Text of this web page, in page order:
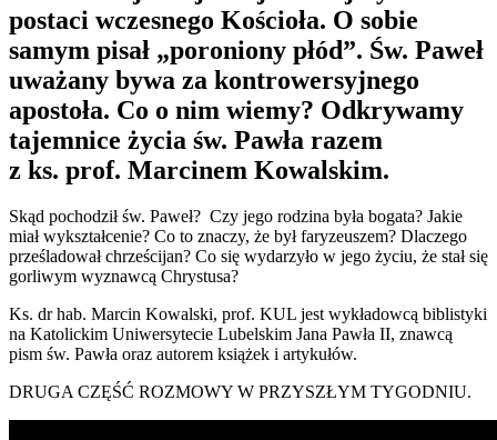
postaci wczesnego Kościoła. O sobie
samym pisał „poroniony płód”. Św. Paweł
uważany bywa za kontrowersyjnego
apostoła. Co o nim wiemy? Odkrywamy
tajemnice życia św. Pawła razem
z ks. prof. Marcinem Kowalskim.
Skąd pochodził św. Paweł? Czy jego rodzina była bogata? Jakie
miał wykształcenie? Co to znaczy, że był faryzeuszem? Dlaczego
prześladował chrześcijan? Co się wydarzyło w jego życiu, że stał się
gorliwym wyznawcą Chrystusa?
Ks. dr hab. Marcin Kowalski, prof. KUL jest wykładowcą biblistyki
na Katolickim Uniwersytecie Lubelskim Jana Pawła II, znawcą
pism św. Pawła oraz autorem książek i artykułów.
DRUGA CZĘŚĆ ROZMOWY W PRZYSZŁYM TYGODNIU.